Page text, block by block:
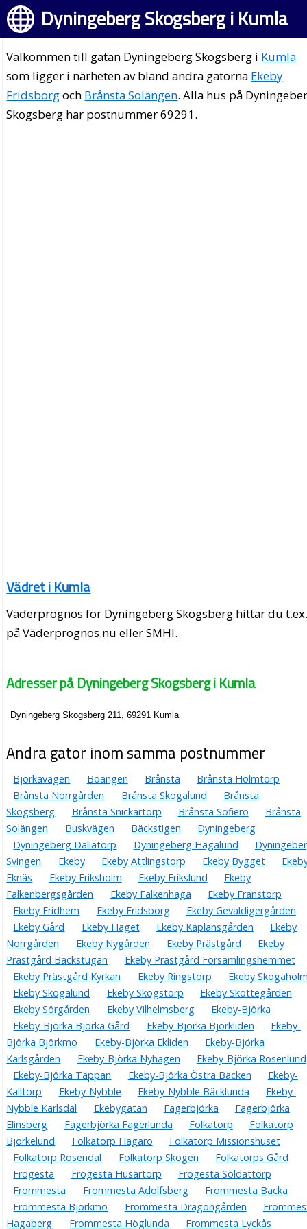
Dyningeberg Skogsberg i Kumla
Välkommen till gatan Dyningeberg Skogsberg i Kumla
som ligger i närheten av bland andra gatorna Ekeby
Fridsborgoch Brånsta Solängen. Alla hus på
Skogsberg har postnummer 69291.
Vädret i Kumla
Väderprognos för Dyningeberg Skogsberg hittar du
på Väderprognos.nu eller SMHI.
Adresser på Dyningeberg Skogsberg i Kumla
Dyningeberg Skogsberg 211, 69291 Kumla
Andra gator inom samma postnummer
Björkavägen Boängen Brånsta
Brånsta Holmtorp
Brånsta Norrgården
Brånsta Skogalund
Brånsta
Skogsberg
Brånsta Snickartorp Brånsta Sofiero
Brånsta
Solängen
Buskvägen Bäckstigen
Dyningeberg
Dyningeberg Daliatorp
Dyningeberg Hagalund
Svingen
Ekeby Ekeby Attlingstorp Ekeby Bygget
Eknäs
Ekeby Eriksholm Ekeby Erikslund
Ekeby
Falkenbergsgården
Ekeby Falkenhaga
Ekeby Franstorp
Ekeby Fridhem
Ekeby Fridsborg
Ekeby Gevaldigergården
Ekeby Gård
Ekeby Haget Ekeby Kaplansgården
Ekeby
Norrgården
Ekeby Nygården Ekeby Prästgård
Ekeby
Prästgård Bäckstugan
Ekeby Prästgård Församlingshemmet
Ekeby Prästgård Kyrkan
Ekeby Ringstorp
Ekeby
Ekeby Skogalund
Ekeby Skogstorp
Ekeby Sköttegården
Ekeby Sörgården
Ekeby Vilhelmsberg
Ekeby-Björka
Ekeby-Björka Björka Gård
Ekeby-Björka Björkliden
Ekeby-
Björka Björkmo
Ekeby-Björka Ekliden
Ekeby-Björka
Karlsgården
Ekeby-Björka Nyhagen
Ekeby-Björka Rosenlund
Ekeby-Björka Täppan
Ekeby-Björka Östra Backen
Ekeby-
Källtorp
Ekeby-Nybble Ekeby-Nybble Bäcklunda
Ekeby-
Nybble Karlsdal
Ekebygatan Fagerbjörka
Fagerbjörka
Elinsberg
Fagerbjörka Fagerlunda Folkatorp
Folkatorp
Björkelund
Folkatorp Hagaro
Folkatorp Missionshuset
Folkatorp Rosendal
Folkatorp Skogen
Folkatorps Gård
Frogesta
Frogesta Husartorp
Frogesta Soldattorp
Frommesta
Frommesta Adolfsberg
Frommesta Backa
Frommesta Björkmo
Frommesta Dragongården
Hagaberg
Frommesta Höglunda Frommesta Lyckås